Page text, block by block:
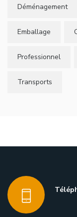
Déménagement
Emballage
Professionnel
Transports